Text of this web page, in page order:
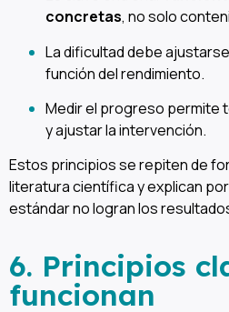
concretas, no solo
La dificultad debe
función del rendimiento.
Medir el progreso permite
y ajustar la intervención.
Estos principios se repiten de
literatura científica y explican
estándar no logran los
6. Principios
funcionan